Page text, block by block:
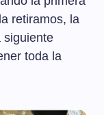
retiramos, la
siguiente
toda la